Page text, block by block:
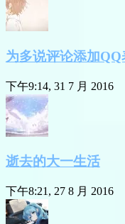
为多说评论添加QQ
下午9:14, 31 7 月 2016
逝去的大一生活
下午8:21, 27 8 月 2016